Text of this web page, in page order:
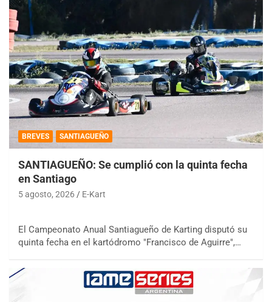
BREVES SANTIAGUEÑO
SANTIAGUEÑO: Se cumplió con la quinta fecha
en Santiago
5 agosto, 2026 E-Kart
El Campeonato Anual Santiagueño de Karting disputó su
quinta fecha en el kartódromo "Francisco de Aguirre",…